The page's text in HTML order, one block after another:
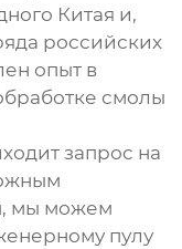
Китая и,
российских
опыт в
смолы
запрос на
мы можем
пулу